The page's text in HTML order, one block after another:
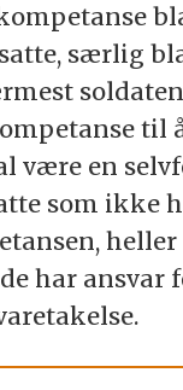
særlig
til
være en
som ikke
har ansvar